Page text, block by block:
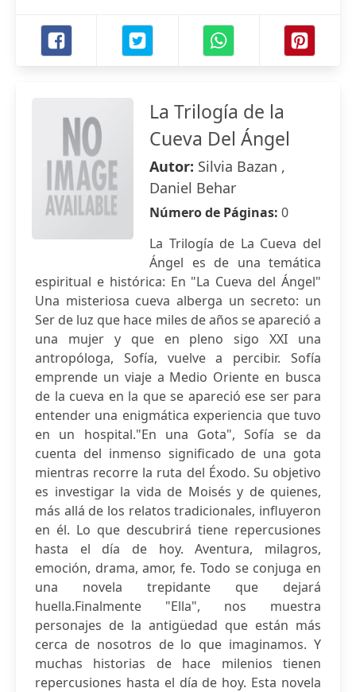
La Trilogía de la
Cueva Del Ángel
Autor: Silvia Bazan ,
Daniel Behar
Número de Páginas: 0
La Trilogía de La Cueva del
Ángel es de una temática
espiritual e histórica: En "La Cueva del Ángel"
Una misteriosa cueva alberga un secreto: un
Ser de luz que hace miles de años se apareció a
una mujer y que en pleno sigo XXI una
antropóloga, Sofía, vuelve a percibir. Sofía
emprende un viaje a Medio Oriente en busca
de la cueva en la que se apareció ese ser para
entender una enigmática experiencia que tuvo
en un hospital."En una Gota", Sofía se da
cuenta del inmenso significado de una gota
mientras recorre la ruta del Éxodo. Su objetivo
es investigar la vida de Moisés y de quienes,
más allá de los relatos tradicionales, influyeron
en él. Lo que descubrirá tiene repercusiones
hasta el día de hoy. Aventura, milagros,
emoción, drama, amor, fe. Todo se conjuga en
una novela trepidante que dejará
huella.Finalmente "Ella", nos muestra
personajes de la antigüedad que están más
cerca de nosotros de lo que imaginamos. Y
muchas historias de hace milenios tienen
repercusiones hasta el día de hoy. Esta novela